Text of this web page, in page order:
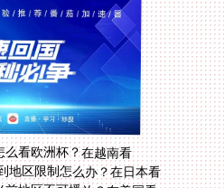
看欧洲杯？在越南看
区限制怎么办？在日本看
区不可播放？在美国看